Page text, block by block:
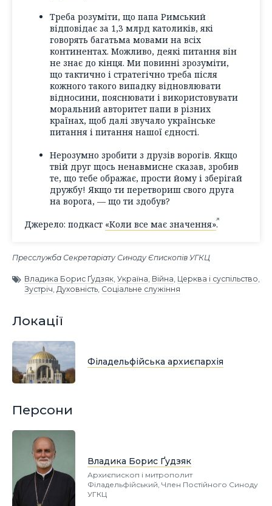
Треба розуміти, що папа Римський
відповідає за 1,3 млрд католиків, які
говорять багатьма мовами на всіх
континентах. Можливо, деякі питання він
не знає до кінця. Ми повинні зрозуміти,
що тактично і стратегічно треба після
кожного такого випадку відновлювати
відносини, пояснювати і використовувати
моральний авторитет папи в різних
країнах, щоб далі звучало українське
питання і питання нашої єдності.
Нерозумно зробити з друзів ворогів. Якщо
твій друг щось ненавмисне сказав, зробив
те, що тебе ображає, прости йому і зберігай
дружбу! Якщо ти перетвориш свого друга
на ворога, — що ти здобув?
Джерело: подкаст «Коли все має значення».
Пресслужба Секретаріату Синоду Єпископів УГКЦ
Владика Борис Ґудзяк Україна Війна Церква і суспільство
Зустріч Духовність Соціальне служіння
Локації
Філадельфійська архиєпархія
Персони
Владика Борис Ґудзяк
Архиєпископ і митрополит
Філадельфійський, Член Постійного Синоду
УГКЦ